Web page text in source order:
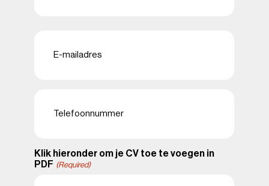
(Required)
Klik hieronder om je CV toe te voegen in
PDF (Required)